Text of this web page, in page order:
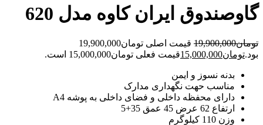
گاوصندوق ایران کاوه مدل 620
تومان19,900,000
قیمت اصلی تومان19,900,000
بود.تومان15,000,000قیمت فعلی تومان15,000,000 است.
بدنه نسوز و ایمن
مناسب حهت نگهداری مدارک
دارای محفظه داخلی و فضای داخلی به پوشه A4
ارتفاع 62 عرض 45 عمق 35+5
وزن 110 کیلوگرم